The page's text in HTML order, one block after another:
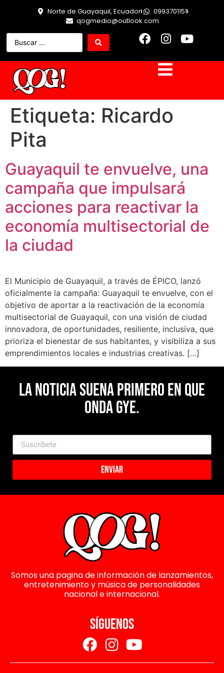
Norte de Guayaquil, Ecuador
0993701151
qogmedio@outlook.com
Etiqueta: Ricardo
Pita
Guayaquil te envuelve, una
campaña que impulsará
acciones para reactivar la
economía multisectorial de
la ciudad
El Municipio de Guayaquil, a través de ÉPICO, lanzó
oficialmente la campaña: Guayaquil te envuelve, con el
objetivo de aportar a la reactivación de la economía
multisectorial de Guayaquil, con una visión de ciudad
innovadora, de oportunidades, resiliente, inclusiva, que
prioriza el bienestar de sus habitantes, y visibiliza a sus
emprendimientos locales e industrias creativas. […]
La noticia suena primero en Que
Onda Gye.
Enviar
Somos una pagina de información de lanzamientos,
entretenimiento y música de personalidades
nacional e internacional.
SÍGUENOS